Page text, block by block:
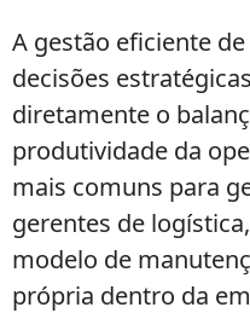
A gestão eficiente
decisões
diretamente o
produtividade da
mais comuns para
gerentes de
modelo de
própria dentro da